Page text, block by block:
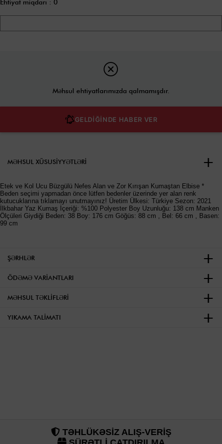
Ehtiyat miqdarı : 0
Məhsul ehtiyatlarımızda qalmamışdır.
GELDİĞİNDE HABER VER
MƏHSUL XÜSUSIYYƏTLƏRI
Etek ve Kol Ucu Büzgülü Nefes Alan ve Zor Kırışan Kumaştan Elbise *
Beden seçimi yapmadan önce lütfen bedenler üzerinde yer alan renk
kutucuklarına tıklamayı unutmayınız! Üretim Ülkesi: Türkiye Sezon: 2021
İlkbahar Yaz Kumaş İçeriği: %100 Polyester Boy Uzunluğu: 138 cm Manken
Ölçüleri Giydiği Beden: 38 Boy: 176 cm Göğüs: 88 cm , Bel: 66 cm , Basen:
99 cm
ŞƏRHLƏR
ÖDƏMƏ VARIANTLARI
MƏHSUL TƏKLIFLƏRI
YIKAMA TALIMATI
TƏHLÜKƏSİZ ALIŞ-VERİŞ